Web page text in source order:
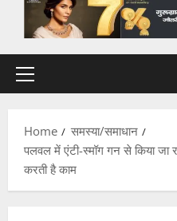
Primary
Home
समस्या/समाधान
पलवल में एंटी-स्मॉग गन से किया जा
करती है काम